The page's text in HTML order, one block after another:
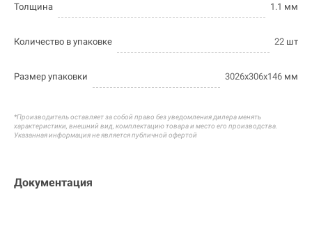
Толщина 1.1 мм
Количество в упаковке 22 шт
Размер упаковки 3026х306х146 мм
*Производитель оставляет за собой право без уведомления дилера менять
характеристики, внешний вид, комплектацию товара и место его производства.
Указанная информация не является публичной офертой
Документация